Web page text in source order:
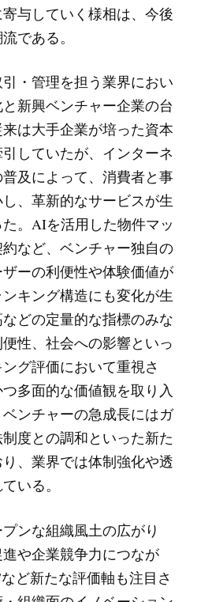
与していく様相は、今後
である。
・管理を担う業界におい
新興ベンチャー企業の台
は大手企業が培った資本
していたが、インターネ
及によって、消費者と事
、革新的なサービスが生
。AIを活用した物件マッ
など、ベンチャー独自の
ーの利便性や体験価値が
キング構造にも変化が生
どの定量的な指標のみな
性、社会への影響といっ
グ評価において重視さ
多面的な価値観を取り入
ンチャーの急成長にはガ
度との調和といった新た
、業界では体制強化や透
いる。
ンな組織風土の広がり
や企業競争力につなが
ど新たな評価軸も注目さ